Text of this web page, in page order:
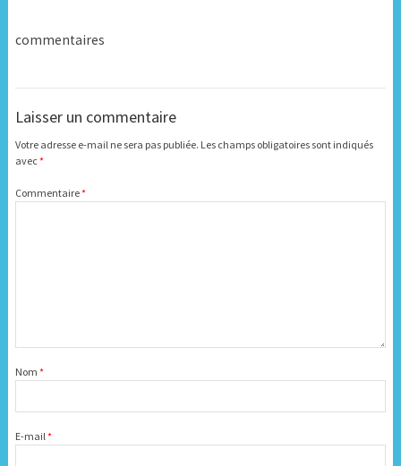
commentaires
Laisser un commentaire
Votre adresse e-mail ne sera pas publiée. Les champs obligatoires sont indiqués
avec*
Commentaire*
Nom *
E-mail *